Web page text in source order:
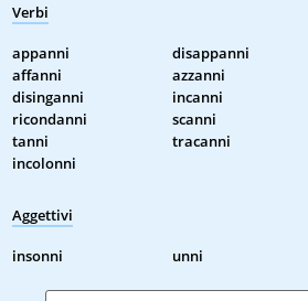
Verbi
appanni disappanni
affanni
azzanni
disinganni
incanni
ricondanni
scanni
tanni
tracanni
incolonni
Aggettivi
insonni unni